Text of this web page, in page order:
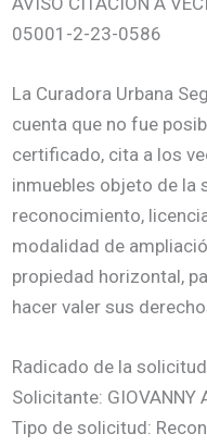
05001-2-23-0586
La Curadora Urbana
cuenta que no fue
certificado, cita a los
inmuebles objeto de la
reconocimiento,
modalidad de
propiedad horizontal,
hacer valer sus
Radicado de la
Solicitante: GIOVANNY
Tipo de solicitud: